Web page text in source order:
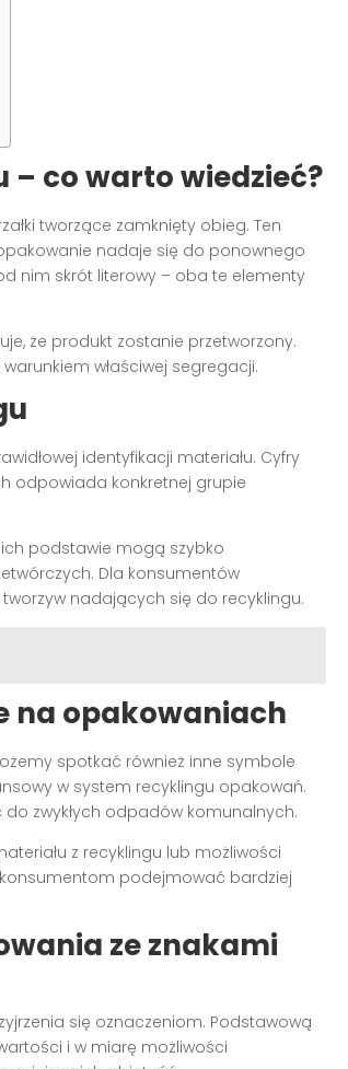
– co warto wiedzieć?
tworzące zamknięty obieg. Ten
nadaje się do ponownego
nim skrót literowy – oba te elementy
że produkt zostanie przetworzony.
właściwej segregacji.
identyfikacji materiału. Cyfry
odpowiada konkretnej grupie
podstawie mogą szybko
Dla konsumentów
nadających się do recyklingu.
na opakowaniach
spotkać również inne symbole
w system recyklingu opakowań.
zwykłych odpadów komunalnych.
z recyklingu lub możliwości
podejmować bardziej
ze znakami
się oznaczeniom. Podstawową
i w miarę możliwości